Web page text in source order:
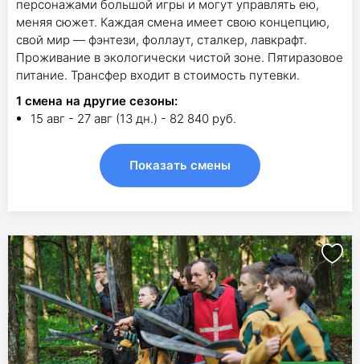
персонажами большой игры и могут управлять ею,
меняя сюжет. Каждая смена имеет свою концепцию,
свой мир — фэнтези, фоллаут, сталкер, лавкрафт.
Проживание в экологически чистой зоне. Пятиразовое
питание. Трансфер входит в стоимость путевки.
1 смена на другие сезоны:
15 авг - 27 авг (13 дн.) - 82 840 руб.
Показать смены